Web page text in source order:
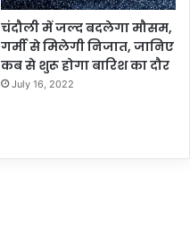
चंदौली में जल्द बदलेगा मौसम,
गर्मी से मिलेगी निजात, जानिए
कब से शुरू होगा बारिश का दौर
July 16, 2022